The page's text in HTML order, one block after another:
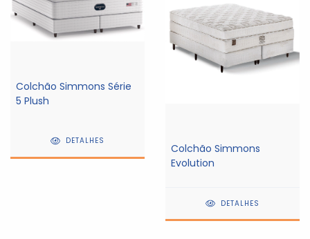
Colchão Simmons Série
5 Plush
DETALHES
Colchão Simmons
Evolution
DETALHES